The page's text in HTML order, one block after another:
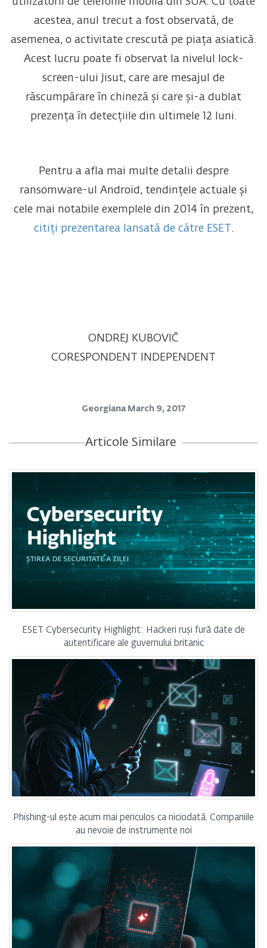
acestea, anul trecut a fost observată, de
asemenea, o activitate crescută pe piața asiatică.
Acest lucru poate fi observat la nivelul lock-
screen-ului Jisut, care are mesajul de
răscumpărare în chineză și care și-a dublat
prezența în detecțiile din ultimele 12 luni.
Pentru a afla mai multe detalii despre
ransomware-ul Android, tendințele actuale și
cele mai notabile exemplele din 2014 în prezent,
citiți prezentarea lansată de către ESET.
ONDREJ KUBOVIČ
CORESPONDENT INDEPENDENT
Georgiana March 9, 2017
Articole Similare
ESET Cybersecurity Highlight: Hackeri ruși fură date de
autentificare ale guvernului britanic
Phishing-ul este acum mai periculos ca niciodată. Companiile
au nevoie de instrumente noi